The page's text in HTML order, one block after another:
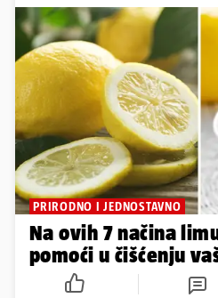
PRIRODNO I JEDNOSTAVNO
Na ovih 7 načina
pomoći u čišćenju